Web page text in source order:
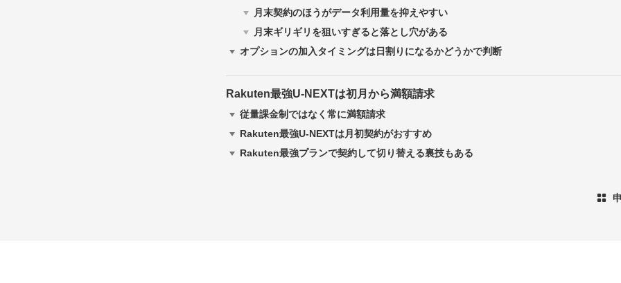
月末契約のほうがデータ利用量を抑えやすい
月末ギリギリを狙いすぎると落とし穴がある
オプションの加入タイミングは日割りになるかどうかで判断
Rakuten最強U-NEXTは初月から満額請求
従量課金制ではなく常に満額請求
Rakuten最強U-NEXTは月初契約がおすすめ
Rakuten最強プランで契約して切り替える裏技もある